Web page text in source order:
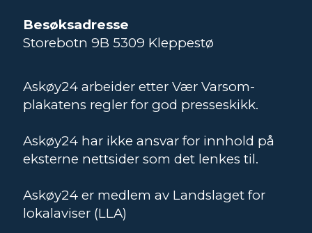
Besøksadresse
Storebotn 9B 5309 Kleppestø
Askøy24 arbeider etter Vær Varsom-
plakatens regler for god presseskikk.
Askøy24 har ikke ansvar for innhold på
eksterne nettsider som det lenkes til.
Askøy24 er medlem av Landslaget for
lokalaviser (LLA)